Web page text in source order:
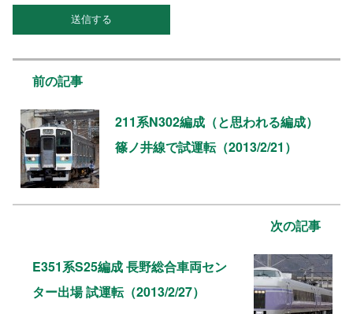
前の記事
211系N302編成（と思われる編成）
篠ノ井線で試運転（2013/2/21）
次の記事
E351系S25編成 長野総合車両セン
ター出場 試運転（2013/2/27）